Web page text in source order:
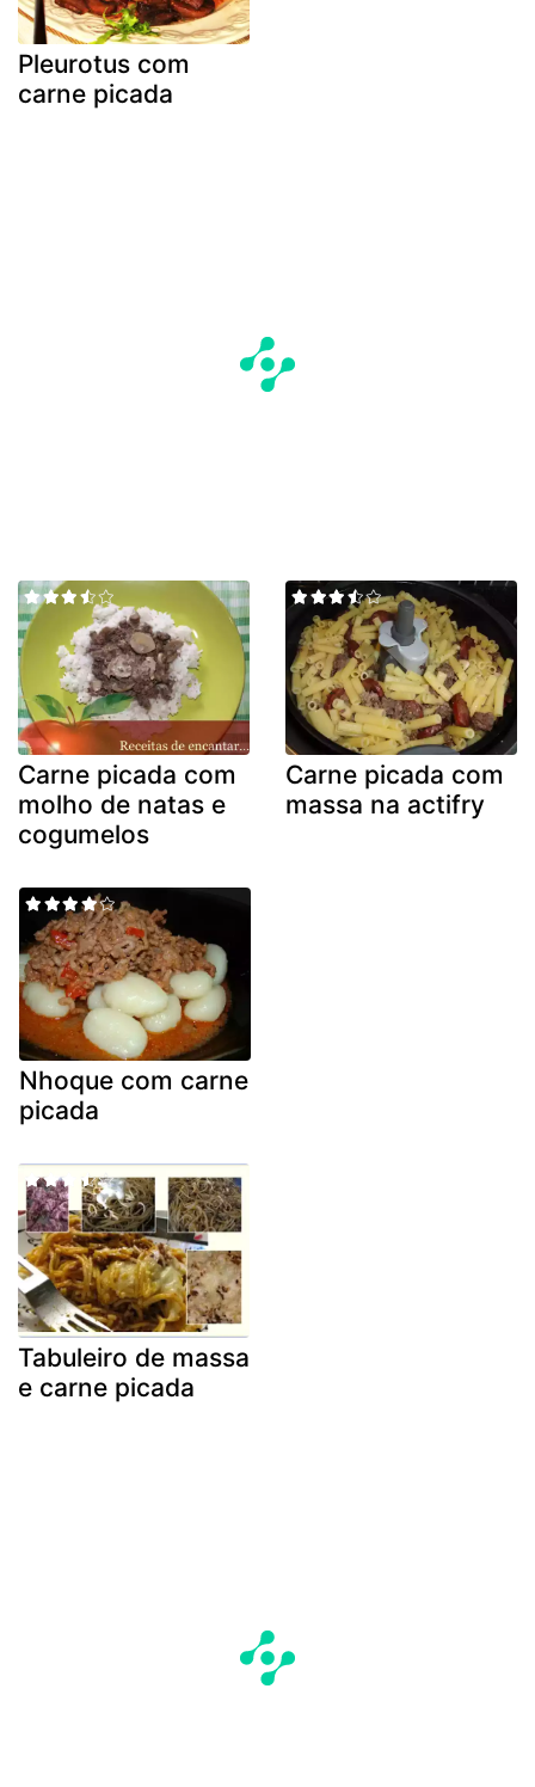
Pleurotus com
carne picada
Carne picada com
molho de natas e
cogumelos
Carne picada com
massa na actifry
Nhoque com carne
picada
Tabuleiro de massa
e carne picada